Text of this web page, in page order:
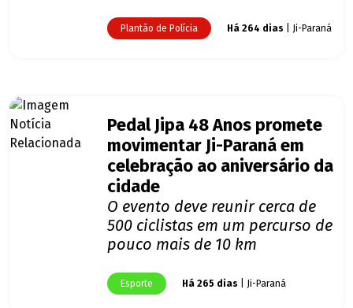
Plantão de Polícia Há 264 dias | Ji-Paraná
Pedal Jipa 48 Anos promete
movimentar Ji-Paraná em
celebração ao aniversário da
cidade
O evento deve reunir cerca de
500 ciclistas em um percurso de
pouco mais de 10 km
Esporte Há 265 dias | Ji-Paraná